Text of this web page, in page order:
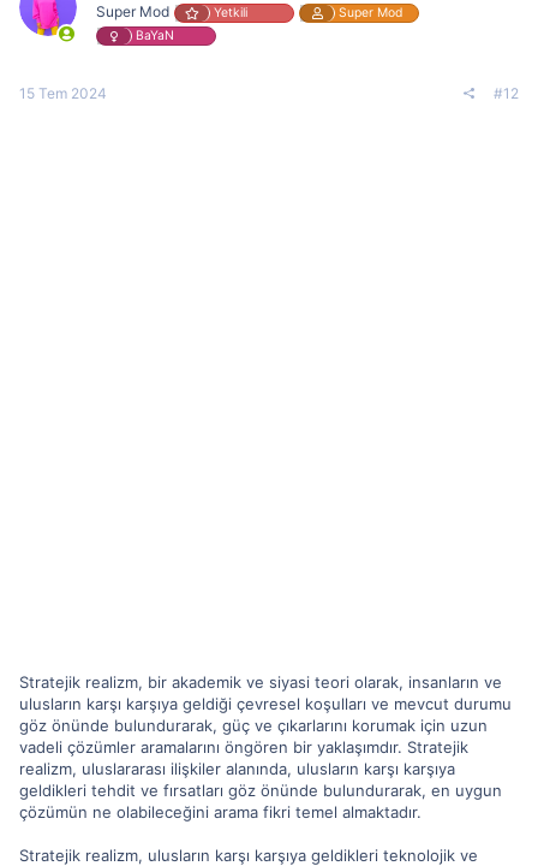
Super Mod Yetkili
Super Mod
BaYaN
15 Tem 2024 #12
Stratejik realizm, bir akademik ve siyasi teori olarak, insanların ve
ulusların karşı karşıya geldiği çevresel koşulları ve mevcut durumu
göz önünde bulundurarak, güç ve çıkarlarını korumak için uzun
vadeli çözümler aramalarını öngören bir yaklaşımdır. Stratejik
realizm, uluslararası ilişkiler alanında, ulusların karşı karşıya
geldikleri tehdit ve fırsatları göz önünde bulundurarak, en uygun
çözümün ne olabileceğini arama fikri temel almaktadır.
Stratejik realizm, ulusların karşı karşıya geldikleri teknolojik ve